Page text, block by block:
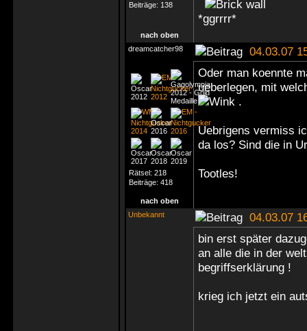
Beiträge: 138
*ggrrrr*
nach oben
dreamcatcher98
04.03.07
Rätsel: 218
Beiträge: 418
Oder man koennte
ueberlegen, mit
.
Uebrigens vermiss
da los? Sind die in
Tootles!
nach oben
Unbekannt
04.03.07
bin erst später
an alle die in der
begriffserklärung !
krieg ich jetzt ein